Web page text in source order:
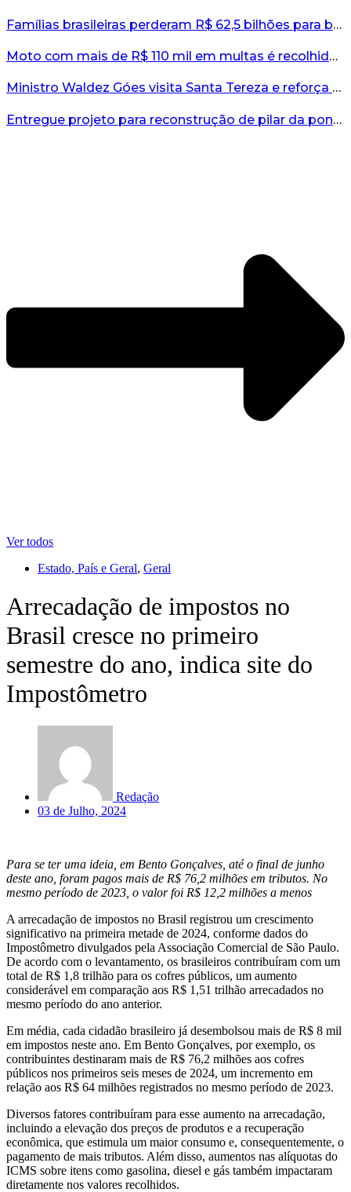
Famílias brasileiras perderam R$ 62,5 bilhões para bets em 2025, diz estudo...
Moto com mais de R$ 110 mil em multas é recolhida no interior do RS...
Ministro Waldez Góes visita Santa Tereza e reforça apoio federal à reconstrução do município...
Entregue projeto para reconstrução de pilar da ponte entre Encantado e Muçum...
Ver todos
Estado, País e Geral, Geral
Arrecadação de impostos no
Brasil cresce no primeiro
semestre do ano, indica site do
Impostômetro
Redação
03 de Julho, 2024
Para se ter uma ideia, em Bento Gonçalves, até o final de junho
deste ano, foram pagos mais de R$ 76,2 milhões em tributos. No
mesmo período de 2023, o valor foi R$ 12,2 milhões a menos
A arrecadação de impostos no Brasil registrou um crescimento
significativo na primeira metade de 2024, conforme dados do
Impostômetro divulgados pela Associação Comercial de São Paulo.
De acordo com o levantamento, os brasileiros contribuíram com um
total de R$ 1,8 trilhão para os cofres públicos, um aumento
considerável em comparação aos R$ 1,51 trilhão arrecadados no
mesmo período do ano anterior.
Em média, cada cidadão brasileiro já desembolsou mais de R$ 8 mil
em impostos neste ano. Em Bento Gonçalves, por exemplo, os
contribuintes destinaram mais de R$ 76,2 milhões aos cofres
públicos nos primeiros seis meses de 2024, um incremento em
relação aos R$ 64 milhões registrados no mesmo período de 2023.
Diversos fatores contribuíram para esse aumento na arrecadação,
incluindo a elevação dos preços de produtos e a recuperação
econômica, que estimula um maior consumo e, consequentemente, o
pagamento de mais tributos. Além disso, aumentos nas alíquotas do
ICMS sobre itens como gasolina, diesel e gás também impactaram
diretamente nos valores recolhidos.